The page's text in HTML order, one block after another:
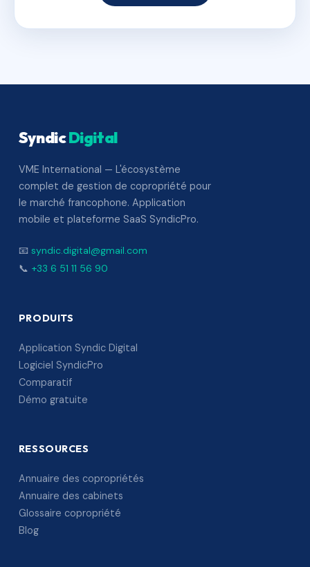
SyndicDigital
VME International — L'écosystème
complet de gestion de copropriété pour
le marché francophone. Application
mobile et plateforme SaaS SyndicPro.
📧 syndic.digital@gmail.com
📞 +33 6 51 11 56 90
PRODUITS
Application Syndic Digital
Logiciel SyndicPro
Comparatif
Démo gratuite
RESSOURCES
Annuaire des copropriétés
Annuaire des cabinets
Glossaire copropriété
Blog